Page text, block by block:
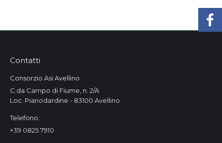
Contatti
Consorzio Asi Avellino
C.da Campo di Fiume, n. 2/A
Loc. Pianodardine - 83100 Avellino
Telefono:
+39 0825 7910